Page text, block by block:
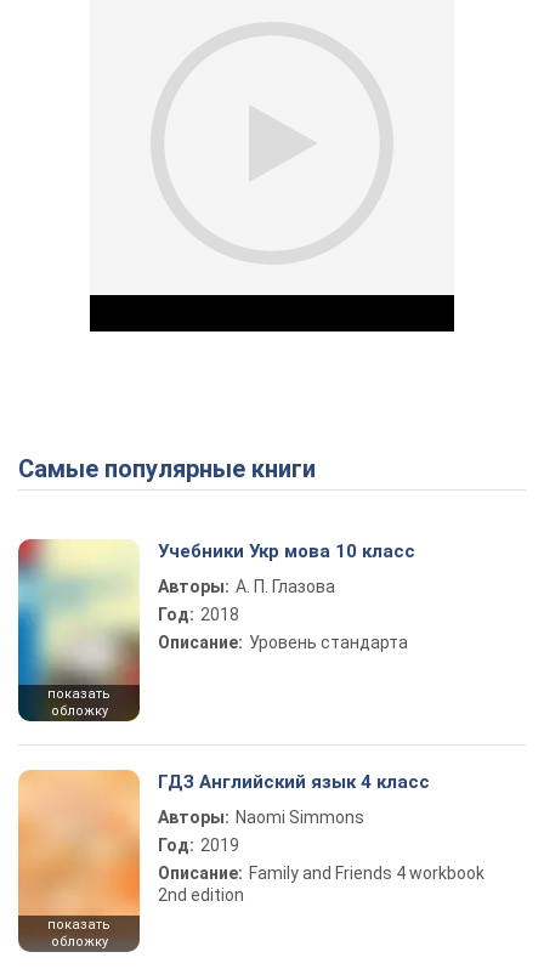
Play Video
Самые популярные книги
показать
обложку
Учебники Укр мова 10 класс
Авторы: А. П. Глазова
Год: 2018
Описание: Уровень стандарта
показать
обложку
ГДЗ Английский язык 4 класс
Авторы: Naomi Simmons
Год: 2019
Описание: Family and Friends 4 workbook
2nd edition